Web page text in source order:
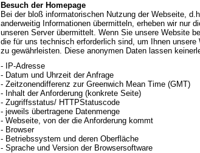
Besuch der Homepage
Bei der bloß informatorischen Nutzung der Webseite,
anderweitig Informationen übermitteln, erheben wir nur
unseren Server übermittelt. Wenn Sie unsere Website
die für uns technisch erforderlich sind, um Ihnen
zu gewährleisten. Diese anonymen Daten lassen
- IP-Adresse
- Datum und Uhrzeit der Anfrage
- Zeitzonendifferenz zur Greenwich Mean Time (GMT)
- Inhalt der Anforderung (konkrete Seite)
- Zugriffsstatus/ HTTPStatuscode
- jeweils übertragene Datenmenge
- Webseite, von der die Anforderung kommt
- Browser
- Betriebssystem und deren Oberfläche
- Sprache und Version der Browsersoftware